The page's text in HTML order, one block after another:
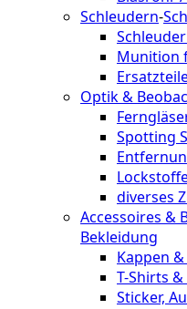
Schleudern-
Munition
Optik &
Spotting
diverses
Accessoires &
Bekleidung
Kappen
T-Shirts
Sticker,